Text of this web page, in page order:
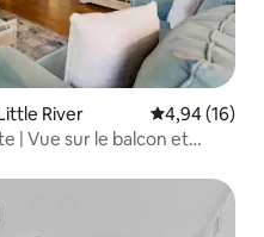
River Évaluation
4,94 (16)
| Vue sur le balcon et
appréciés